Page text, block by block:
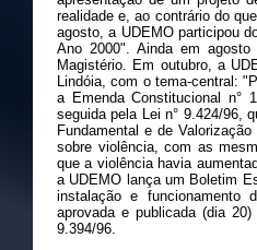
realidade e, ao contrário do
agosto, a UDEMO participou
Ano 2000". Ainda em
Magistério. Em outubro, a
Lindóia, com o tema-central:
a Emenda Constitucional n°
seguida pela Lei n° 9.424/96,
Fundamental e de
sobre violência, com as
que a violência havia
a UDEMO lança um Boletim
instalação e funcionamento
aprovada e publicada (dia
9.394/96.